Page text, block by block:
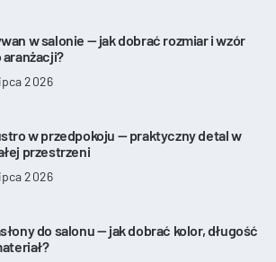
w salonie — jak dobrać rozmiar i wzór
aranżacji?
2026
w przedpokoju — praktyczny detal w
przestrzeni
2026
do salonu — jak dobrać kolor, długość